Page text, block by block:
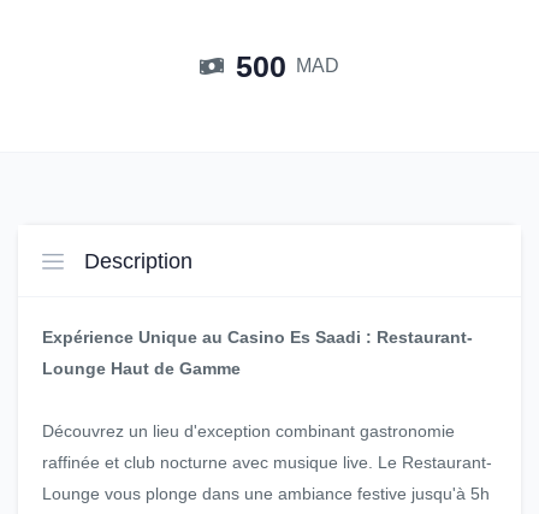
500 MAD
Description
Expérience Unique au Casino Es Saadi : Restaurant-
Lounge Haut de Gamme
Découvrez un lieu d'exception combinant gastronomie
raffinée et club nocturne avec musique live. Le Restaurant-
Lounge vous plonge dans une ambiance festive jusqu'à 5h